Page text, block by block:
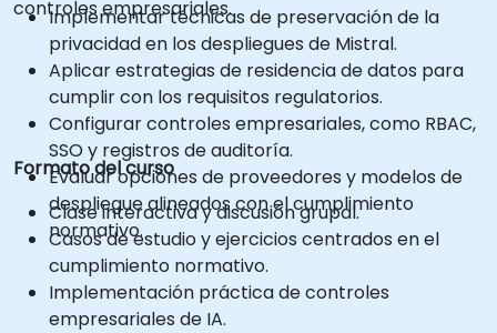
controles empresariales.
Implementar técnicas de preservación de la
privacidad en los despliegues de Mistral.
Aplicar estrategias de residencia de datos para
cumplir con los requisitos regulatorios.
Configurar controles empresariales, como RBAC,
SSO y registros de auditoría.
Evaluar opciones de proveedores y modelos de
despliegue alineados con el cumplimiento
normativo.
Formato del curso
Clase interactiva y discusión grupal.
Casos de estudio y ejercicios centrados en el
cumplimiento normativo.
Implementación práctica de controles
empresariales de IA.